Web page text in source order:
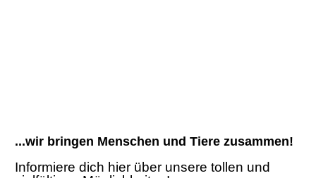
...wir bringen Menschen und Tiere zusammen!
Informiere dich hier über unsere tollen und